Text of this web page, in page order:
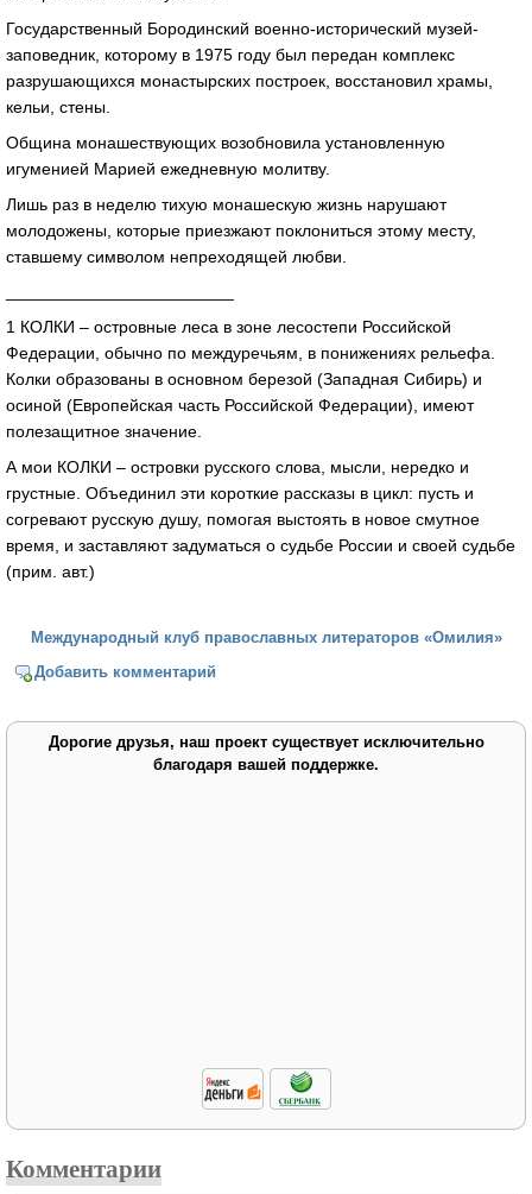
Государственный Бородинский военно-исторический музей-
заповедник, которому в 1975 году был передан комплекс
разрушающихся монастырских построек, восстановил храмы,
кельи, стены.
Община монашествующих возобновила установленную
игуменией Марией ежедневную молитву.
Лишь раз в неделю тихую монашескую жизнь нарушают
молодожены, которые приезжают поклониться этому месту,
ставшему символом непреходящей любви.
1 КОЛКИ – островные леса в зоне лесостепи Российской
Федерации, обычно по междуречьям, в понижениях рельефа.
Колки образованы в основном березой (Западная Сибирь) и
осиной (Европейская часть Российской Федерации), имеют
полезащитное значение.
А мои КОЛКИ – островки русского слова, мысли, нередко и
грустные. Объединил эти короткие рассказы в цикл: пусть и
согревают русскую душу, помогая выстоять в новое смутное
время, и заставляют задуматься о судьбе России и своей судьбе
(прим. авт.)
Международный клуб православных литераторов «Омилия»
Добавить комментарий
Дорогие друзья, наш проект существует исключительно
благодаря вашей поддержке.
Комментарии